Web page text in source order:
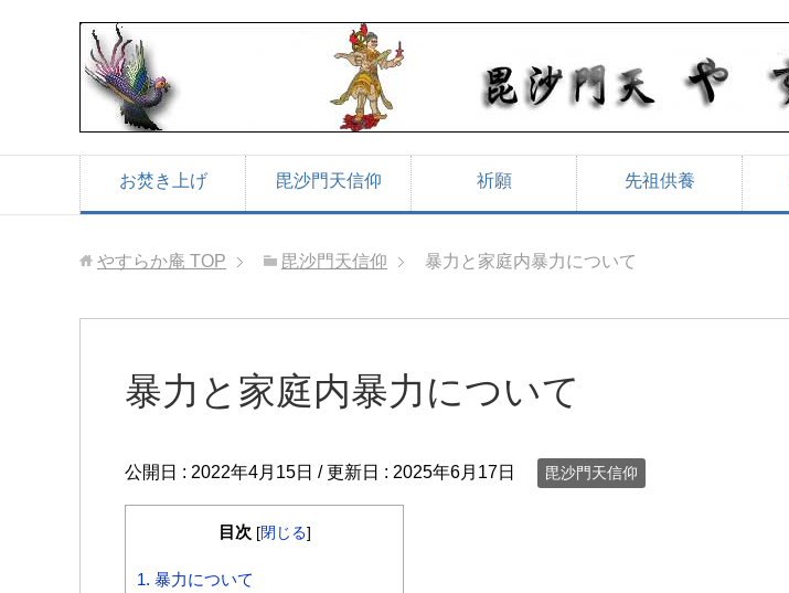
お焚き上げ 毘沙門天信仰 祈願 先祖供養
やすらか庵 TOP 毘沙門天信仰 暴力と家庭内暴力について
暴力と家庭内暴力について
公開日 : 2022年4月15日 / 更新日 : 2025年6月17日 毘沙門天信仰
目次 [閉じる]
1. 暴力について